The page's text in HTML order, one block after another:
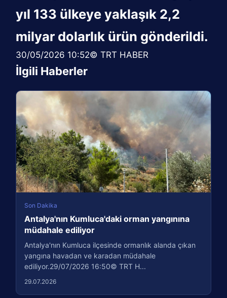
yıl 133 ülkeye yaklaşık 2,2
milyar dolarlık ürün gönderildi.
30/05/2026 10:52© TRT HABER
İlgili Haberler
Son Dakika
Antalya'nın Kumluca'daki orman yangınına
müdahale ediliyor
Antalya'nın Kumluca ilçesinde ormanlık alanda çıkan
yangına havadan ve karadan müdahale
ediliyor.29/07/2026 16:50© TRT H...
29.07.2026